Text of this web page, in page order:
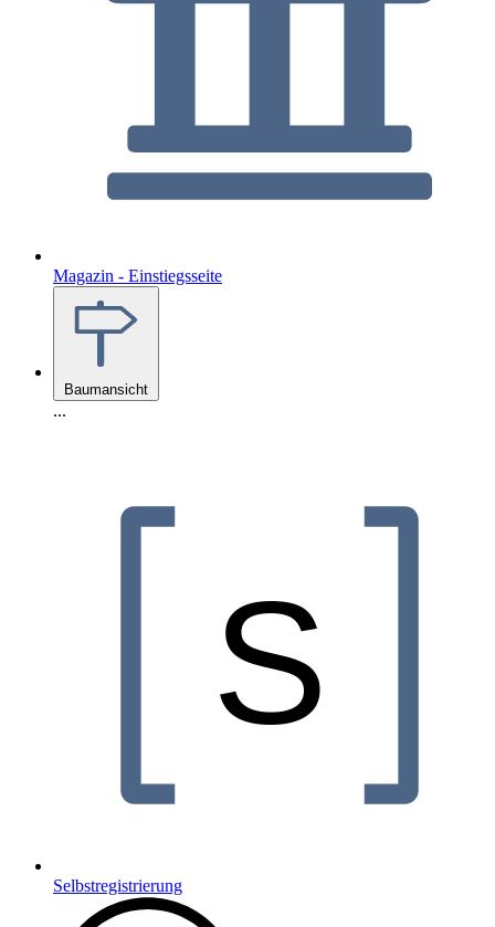
Magazin - Einstiegsseite
Baumansicht
...
Selbstregistrierung